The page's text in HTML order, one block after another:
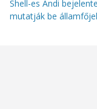
Shell-es Andi
mutatják be